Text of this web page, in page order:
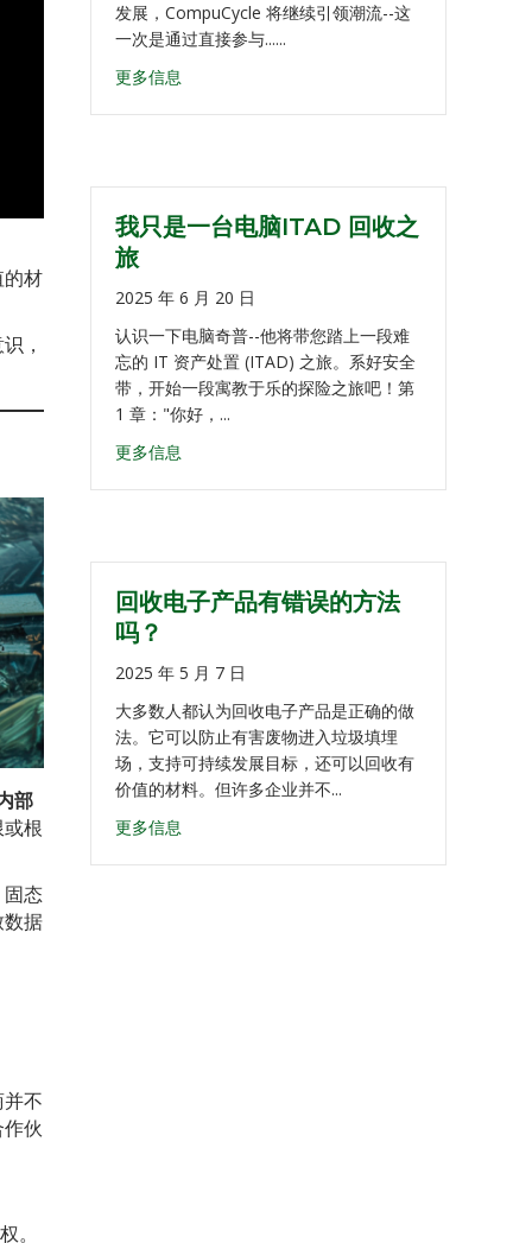
材
，
部
根
态
据
不
伙
。
发展，CompuCycle 将继续引领潮流--这
一次是通过直接参与......
更多信息
我只是一台电脑ITAD 回收之
旅
2025 年 6 月 20 日
认识一下电脑奇普--他将带您踏上一段难
忘的 IT 资产处置 (ITAD) 之旅。系好安全
带，开始一段寓教于乐的探险之旅吧！第
1 章："你好，...
更多信息
回收电子产品有错误的方法
吗？
2025 年 5 月 7 日
大多数人都认为回收电子产品是正确的做
法。它可以防止有害废物进入垃圾填埋
场，支持可持续发展目标，还可以回收有
价值的材料。但许多企业并不...
更多信息